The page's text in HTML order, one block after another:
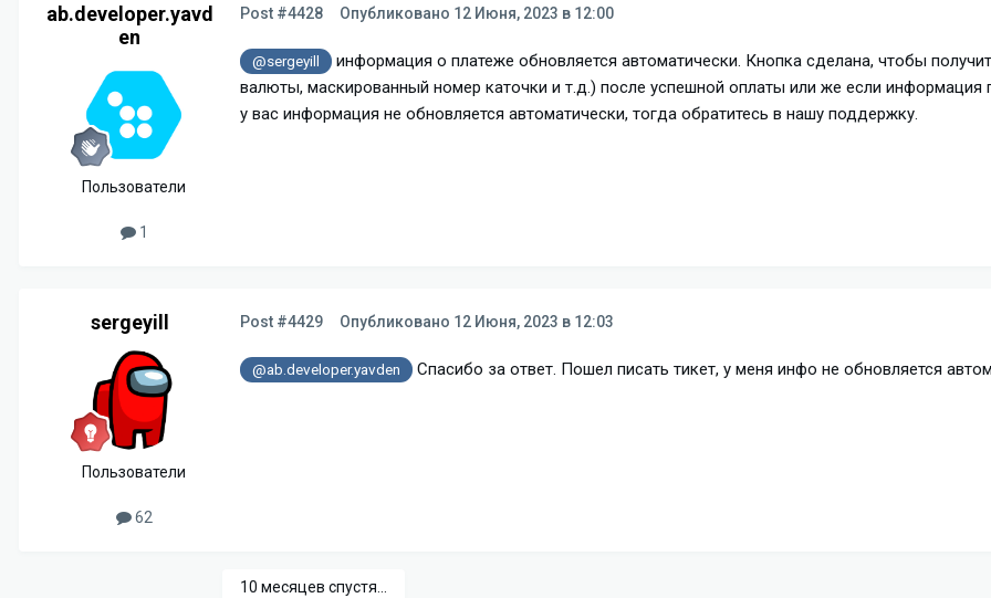
ab.developer.yavd
en
Пользователи
1
Post #4428 Опубликовано 12 Июня, 2023 в 12:00
@sergeyill
информация о платеже обновляется автоматически. Кнопка сделана, чтобы
валюты, маскированный номер каточки и т.д.) после успешной оплаты или же если информация
у вас информация не обновляется автоматически, тогда обратитесь в нашу поддержку.
sergeyill
Пользователи
62
Post #4429 Опубликовано 12 Июня, 2023 в 12:03
@ab.developer.yavden Спасибо за ответ. Пошел писать тикет, у меня инфо не обновляется
10 месяцев спустя...